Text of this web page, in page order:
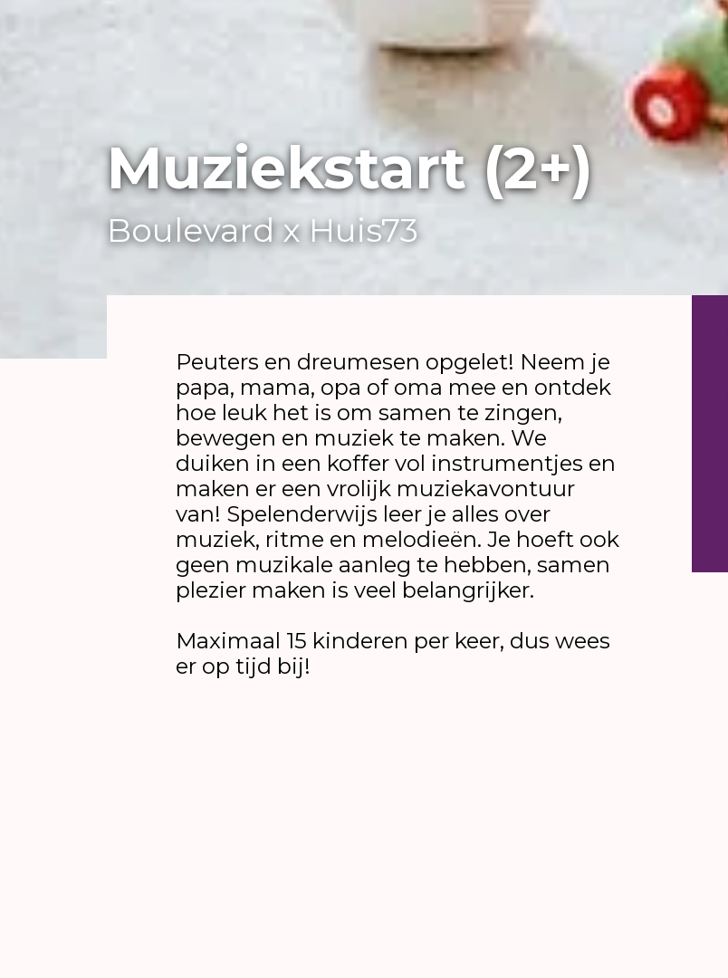
Muziekstart (2+)
Boulevard x Huis73
Peuters en dreumesen opgelet! Neem je
papa, mama, opa of oma mee en ontdek
hoe leuk het is om samen te zingen,
bewegen en muziek te maken. We
duiken in een koffer vol instrumentjes en
maken er een vrolijk muziekavontuur
van! Spelenderwijs leer je alles over
muziek, ritme en melodieën. Je hoeft ook
geen muzikale aanleg te hebben, samen
plezier maken is veel belangrijker.
Maximaal 15 kinderen per keer, dus wees
er op tijd bij!